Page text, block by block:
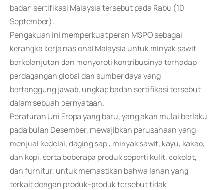
badan sertifikasi Malaysia tersebut pada Rabu (10
September).
Pengakuan ini memperkuat peran MSPO sebagai
kerangka kerja nasional Malaysia untuk minyak sawit
berkelanjutan dan menyoroti kontribusinya terhadap
perdagangan global dan sumber daya yang
bertanggung jawab, ungkap badan sertifikasi tersebut
dalam sebuah pernyataan.
Peraturan Uni Eropa yang baru, yang akan mulai berlaku
pada bulan Desember, mewajibkan perusahaan yang
menjual kedelai, daging sapi, minyak sawit, kayu, kakao,
dan kopi, serta beberapa produk seperti kulit, cokelat,
dan furnitur, untuk memastikan bahwa lahan yang
terkait dengan produk-produk tersebut tidak